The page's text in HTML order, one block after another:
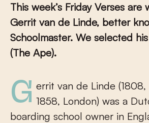
This week’s Friday Verses are
Gerrit van de Linde, better
Schoolmaster. We selected
(The Ape).
Gerrit van de Linde (1808, Rotterdam – 1858, London) was a
boarding school owner in